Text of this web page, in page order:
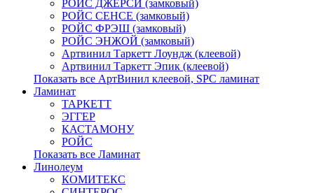
РОЙС ДЖЕРСИ (замковый)
РОЙС СЕНСЕ (замковый)
РОЙС ФРЭШ (замковый)
РОЙС ЭНЖОЙ (замковый)
Артвинил Таркетт Лоундж (клеевой)
Артвинил Таркетт Эпик (клеевой)
Показать все АртВинил клеевой, SPC ламинат
Ламинат
ТАРКЕТТ
ЭГГЕР
КАСТАМОНУ
РОЙС
Показать все Ламинат
Линолеум
КОМИТЕКС